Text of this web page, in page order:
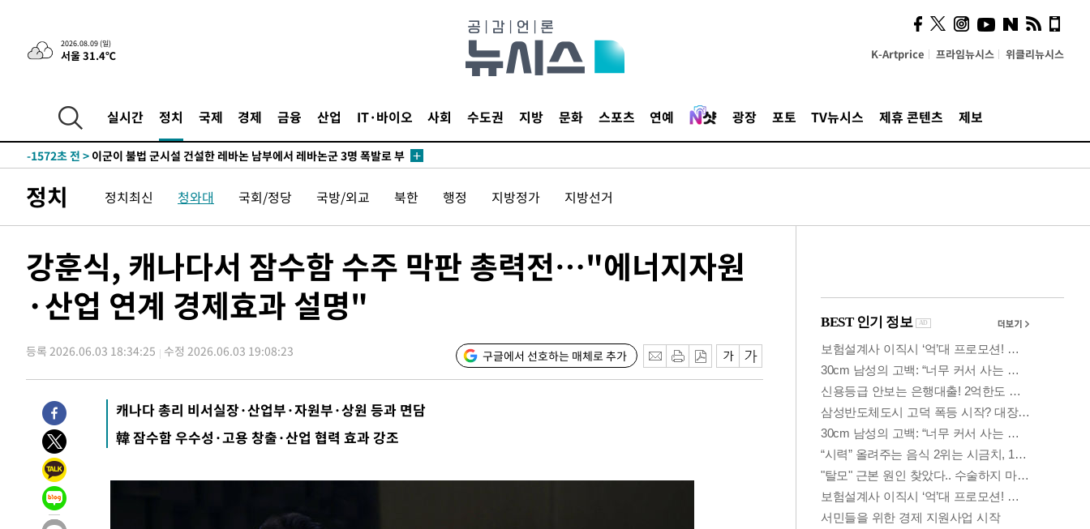
2026.08.09 (일)
서울 31.4℃ K-Artprice 프라임뉴시스 위클리뉴시스
실시간 정치 국제 경제 금융 산업 IT·바이오 사회 수도권 지방 문화 스포츠 연예 광장 포토 TV뉴시스 제휴 콘텐츠 제보
-25665초 전 >'2경기 연속 침묵' 손흥민, 톨루카전 68분만 뛰고 슈팅 0개
-24417초 전 >이강인, 오늘 서울서 AT마드리드 입단식…'전례 없는 특급대우'
-10770초 전 >
콜롬비아 신임 우파 대통령 취임 하루만에 차량폭탄 폭발 사건
-4364초 전 >
-1572초 전 > 이군이 불법 군시설 건설한 레바논 남부에서 레바논군 3명 폭발로 부
54분 전 >
美 국방부, 켄달 전 공군장관 보안허가 취소…“에어포스원 기밀정보, 언
54분 전 >‘축구의 신’ 아르헨티나 축구 선수 메시의 부친 지병 별세
-31121초 전 >[속보]장은수, KLPGA 제주삼다수 역전 우승…데뷔 10년 차에 첫
-26486초 전 >"얼마나 더웠으면"…안동 물길공원서 헤엄친 구렁이 '소동'
-26413초 전 > 손흥민, 68분 뛰고 2경기 침묵…LAFC, 톨루카에 1-0 승리(종합)
-24437초 전 >이강인, 오늘 서울서 AT마드리드 입단식…'전례 없는 특급대우'
-11319초 전 >'여긴 20도, 저긴 50도'…열화상 카메라로 본 폭염 저감시설 '온도
-10790초 전 >
콜롬비아 신임 우파 대통령 취임 하루만에 차량폭탄 폭발 사건
-4384초 전 >
튀르키예 외무장관, "메카 3국 방위협정은 이란이 목표 아냐 " 밝혀
-1592초 전 >
이군이 불법 군시설 건설한 레바논 남부에서 레바논군 3명 폭발로 부
21분 전 >
53분 전 >
론 누출”
54분 전 >
‘축구의 신’ 아르헨티나 축구 선수 메시의 부친 지병 별세
정치 정치최신 청와대 국회/정당 국방/외교 북한 행정 지방정가 지방선거
강훈식, 캐나다서 잠수함 수주 막판 총력전…"에너지자원
·산업 연계 경제효과 설명"
등록 2026.06.03 18:34:25 수정 2026.06.03 19:08:23 구글에서 선호하는 매체로 추가
캐나다 총리 비서실장·산업부·자원부·상원 등과 면담
韓 잠수함 우수성·고용 창출·산업 협력 효과 강조
사이 해답 찾았죠"…알을
깨고 나온 '초자아'